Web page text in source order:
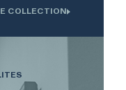
d'innovation
COLLECTION